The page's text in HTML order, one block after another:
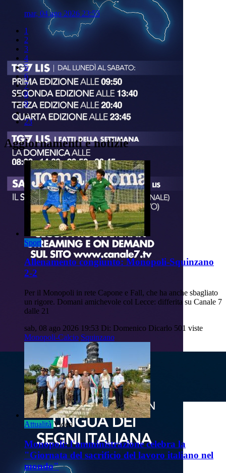
mar, 04 ago 2026 23:55
1
2
3
4
5
6
7
8
9
..
23
Aggiornamenti e notizie
Sport
Allenamento congiunto: Monopoli-Squinzano
2-2
Per il Monopoli in rete Capone e Fall, che ha anche sbagliato
un rigore. Domani amichevole col Lecce: differita su Canale 7
dalle 21
sab, 08 ago 2026 19:53 Di: Domenico Dicarlo 501 viste
Monopoli-Calcio Squinzano
Attualità Video
Monopoli: l'amministrazione celebra la
"Giornata del sacrificio del lavoro italiano nel
mondo"